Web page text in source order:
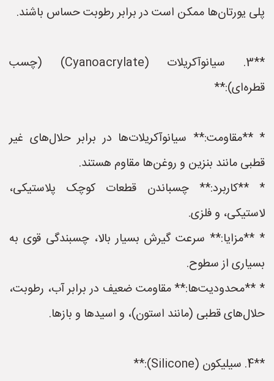
پلی یورتان‌ها ممکن است در برابر رطوبت حساس باشند.
**3. سیانوآکریلات (Cyanoacrylate) (چسب
قطره‌ای):**
* **مقاومت:** سیانوآکریلات‌ها در برابر حلال‌های غیر
قطبی مانند بنزین و روغن‌ها مقاوم هستند.
* **کاربرد:** چسباندن قطعات کوچک پلاستیکی،
لاستیکی، و فلزی.
* **مزایا:** سرعت گیرش بسیار بالا، چسبندگی قوی به
بسیاری از سطوح.
* **محدودیت‌ها:** مقاومت ضعیف در برابر آب، رطوبت،
حلال‌های قطبی (مانند استون)، و اسیدها و بازها.
**4. سیلیکون (Silicone):**